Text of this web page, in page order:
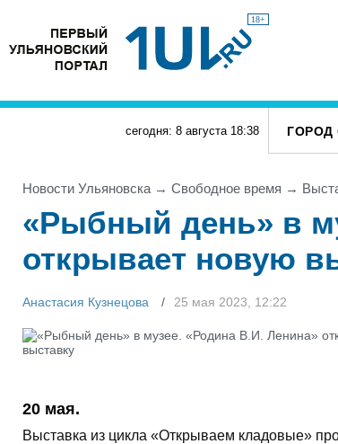
18+
сегодня: 8 августа 18:38 ГОРОД
Новости Ульяновска → Свободное время →
«Рыбный день» в
открывает новую
Анастасия Кузнецова 25 мая 2023, 12:22
20 мая.
Выставка из цикла «Открываем кладовые»